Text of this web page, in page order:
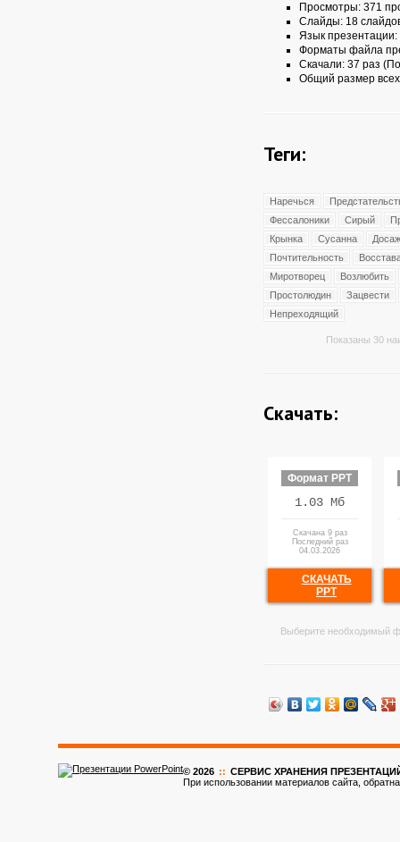
Просмотры: 371
Слайды: 18
Язык презентации:
Форматы файла
Скачали: 37 раз
Общий размер
Теги:
Наречься
Фессалоники
Сирый
Крынка
Сусанна
Почтительность
Миротворец
Возлюбить
Простолюдин
Зацвести
Непреходящий
Показаны 30
Скачать:
Формат PPT
1.03 Мб
Скачана 9 раз
Последний раз
04.03.2026
СКАЧАТЬ
PPT
Выберите необходимый
© 2026 :: CЕРВИС ХРАНЕНИЯ ПРЕЗЕНТАЦИЙ
При использовании материалов сайта,